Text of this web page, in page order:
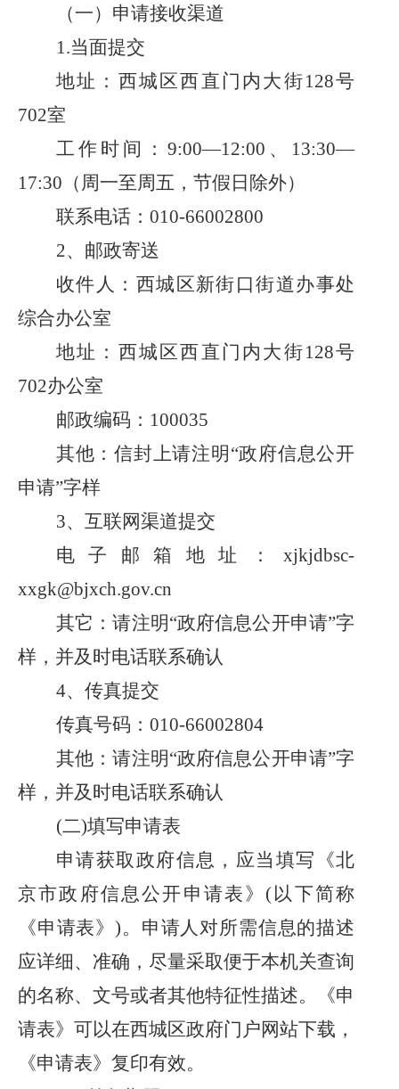
（一）申请接收渠道
1.当面提交
地址：西城区西直门内大街128号
702室
工作时间： 9:00—12:00、13:30—
17:30（周一至周五，节假日除外）
联系电话： 010-66002800
2、邮政寄送
收件人：西城区新街口街道办事处
综合办公室
地址：西城区西直门内大街128号
702办公室
邮政编码： 100035
其他：信封上请注明 “政府信息公开
申请”字样
3、互联网渠道提交
电子邮箱地址： xjkjdbsc-
xxgk@bjxch.gov.cn
其它：请注明“政府信息公开申请”字
样，并及时电话联系确认
4、传真提交
传真号码： 010-66002804
其他：请注明“政府信息公开申请”字
样，并及时电话联系确认
(二)填写申请表
申请获取政府信息，应当填写《北
京市政府信息公开申请表》 (以下简称
《申请表》)。申请人对所需信息的描述
应详细、准确，尽量采取便于本机关查询
的名称、文号或者其他特征性描述。《申
请表》可以在西城区政府门户网站下载，
《申请表》复印有效。